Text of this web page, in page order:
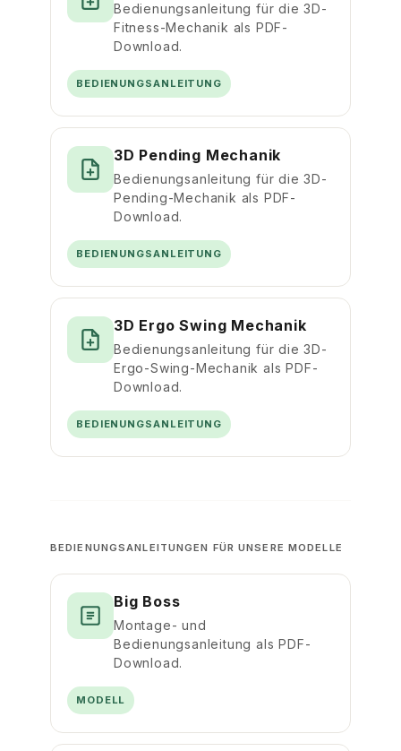
Bedienungsanleitung für die 3D-
Fitness-Mechanik als PDF-
Download.
BEDIENUNGSANLEITUNG
3D Pending Mechanik
Bedienungsanleitung für die 3D-
Pending-Mechanik als PDF-
Download.
BEDIENUNGSANLEITUNG
3D Ergo Swing Mechanik
Bedienungsanleitung für die 3D-
Ergo-Swing-Mechanik als PDF-
Download.
BEDIENUNGSANLEITUNG
BEDIENUNGSANLEITUNGEN FÜR UNSERE MODELLE
Big Boss
Montage- und
Bedienungsanleitung als PDF-
Download.
MODELL